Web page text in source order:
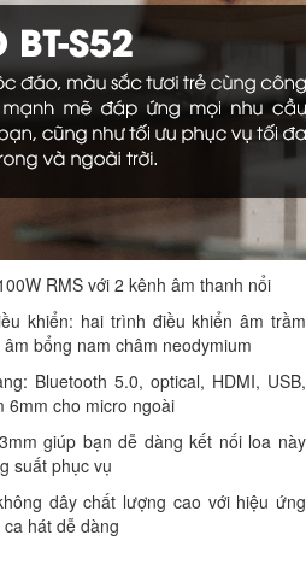
RMS với 2 kênh âm thanh nổi
khiển: hai trình điều khiển âm trầm
bổng nam châm neodymium
Bluetooth 5.0, optical, HDMI, USB,
6mm cho micro ngoài
giúp bạn dễ dàng kết nối loa này
suất phục vụ
dây chất lượng cao với hiệu ứng
hát dễ dàng